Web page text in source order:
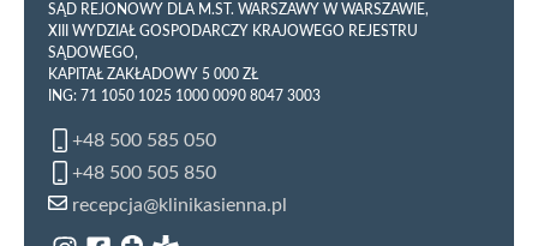
SĄD REJONOWY DLA M.ST. WARSZAWY W WARSZAWIE,
XIII WYDZIAŁ GOSPODARCZY KRAJOWEGO REJESTRU
SĄDOWEGO,
KAPITAŁ ZAKŁADOWY 5 000 ZŁ
ING: 71 1050 1025 1000 0090 8047 3003
+48 500 585 050
+48 500 505 850
recepcja@klinikasienna.pl